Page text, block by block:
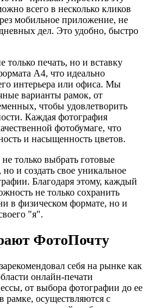
всего в несколько кликов
мобильное приложение, не
дел. Это удобно, быстро
только печать, но и вставку
А4, что идеально
интерьера или офиса. Мы
варианты рамок, от
чтобы удовлетворить
Каждая фотография
фотобумаге, что
и насыщенность цветов.
только выбрать готовые
и создать свое уникальное
Благодаря этому, каждый
не только сохранить
в физическом формате, но и
"я".
ФотоПочту
себя на рынке как
онлайн-печати
от выбора фотографии до ее
рамке, осуществляются с